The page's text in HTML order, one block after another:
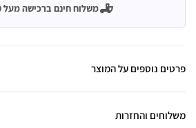
משלוח חינם ברכישה מעל 399 ש"ח
פרטים נוספים על המוצר
משלוחים והחזרות